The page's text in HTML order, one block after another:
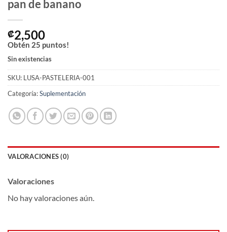
pan de banano
₡2,500
Obtén 25 puntos!
Sin existencias
SKU: LUSA-PASTELERIA-001
Categoría:Suplementación
VALORACIONES (0)
Valoraciones
No hay valoraciones aún.